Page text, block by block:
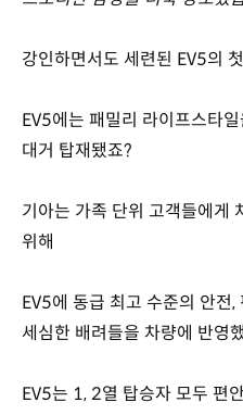
강인하면서도 세련된 EV5의
EV5에는 패밀리 라이프스타
대거 탑재됐죠?
기아는 가족 단위 고객들에게
위해
EV5에 동급 최고 수준의 안전
세심한 배려들을 차량에 반영
EV5는 1, 2열 탑승자 모두 편